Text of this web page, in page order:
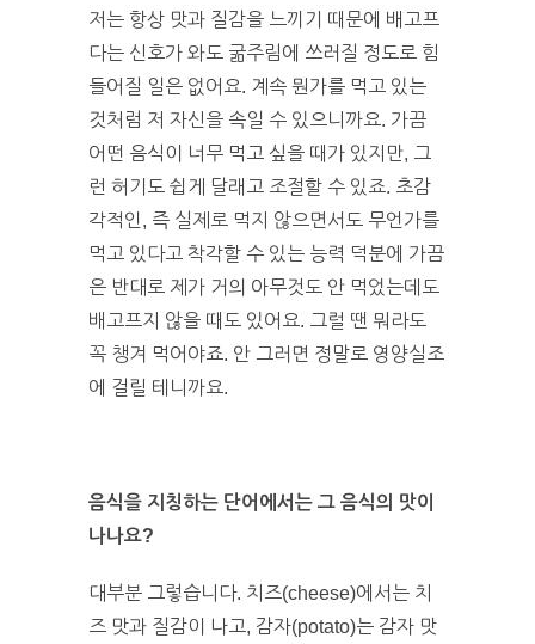
저는 항상 맛과 질감을 느끼기 때문에 배고프
다는 신호가 와도 굶주림에 쓰러질 정도로 힘
들어질 일은 없어요. 계속 뭔가를 먹고 있는
것처럼 저 자신을 속일 수 있으니까요. 가끔
어떤 음식이 너무 먹고 싶을 때가 있지만, 그
런 허기도 쉽게 달래고 조절할 수 있죠. 초감
각적인, 즉 실제로 먹지 않으면서도 무언가를
먹고 있다고 착각할 수 있는 능력 덕분에 가끔
은 반대로 제가 거의 아무것도 안 먹었는데도
배고프지 않을 때도 있어요. 그럴 땐 뭐라도
꼭 챙겨 먹어야죠. 안 그러면 정말로 영양실조
에 걸릴 테니까요.
음식을 지칭하는 단어에서는 그 음식의 맛이
나나요?
대부분 그렇습니다. 치즈(cheese)에서는 치
즈 맛과 질감이 나고, 감자(potato)는 감자 맛